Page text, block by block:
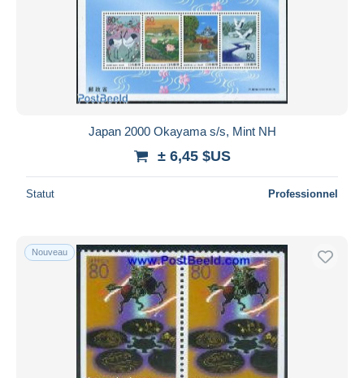
Japan 2000 Okayama s/s, Mint NH
± 6,45 $US
Statut Professionnel
Nouveau